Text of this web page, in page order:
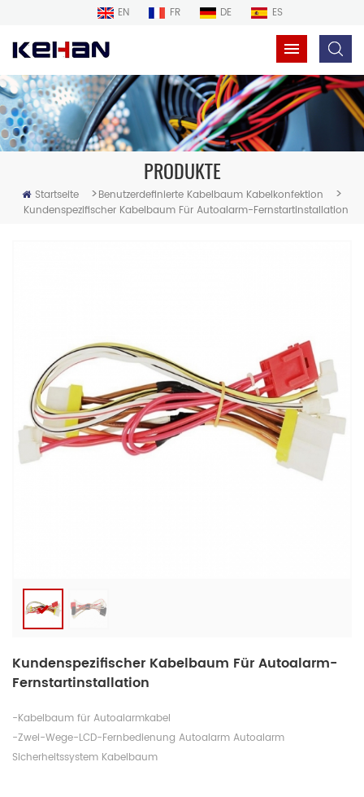
EN FR DE ES
PRODUKTE
Startseite >Benutzerdefinierte Kabelbaum Kabelkonfektion >
Kundenspezifischer Kabelbaum Für Autoalarm-Fernstartinstallation
Kundenspezifischer Kabelbaum Für Autoalarm-
Fernstartinstallation
-Kabelbaum für Autoalarmkabel
-Zwei-Wege-LCD-Fernbedienung Autoalarm Autoalarm
Sicherheitssystem Kabelbaum